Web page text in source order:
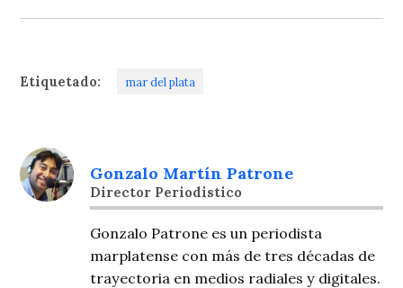
Etiquetado: mar del plata
Gonzalo Martín Patrone
Director Periodistico
Gonzalo Patrone es un periodista
marplatense con más de tres décadas de
trayectoria en medios radiales y digitales.